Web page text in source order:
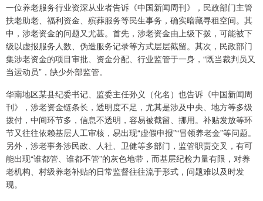
一位养老服务行业资深从业者告诉《中国新闻周刊》，民政部门主管
扶老助老、福利资金、殡葬服务等民生事务，确实暗藏寻租空间。其
中，涉老资金的问题又尤甚。首先，涉老资金由上级下拨，可能被下
级以虚报服务人数、伪造服务记录等方式层层截留。其次，民政部门
集涉老资金的项目审批、资金分配、行业监管于一身，“既当裁判员又
当运动员”，缺少外部监管。
华南地区某县纪委书记、监委主任孙义（化名）也告诉《中国新闻周
刊》，涉老资金链条长，透明度不足，尤其是涉及中央、地方等多级
拨付，中间环节多，信息不透明，容易被截留、挪用。补贴发放等环
节又往往依赖基层人工审核，易出现“虚假申报”“冒领养老金”等问题。
另外，涉老事务涉民政、人社、卫健等多部门，监管职责交叉，有可
能出现“谁都管、谁都不管”的灰色地带，而基层纪检力量有限，对养
老机构、村级养老补贴的日常监督往往流于形式，问题难以及时发
现。